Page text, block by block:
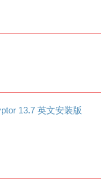
13.7 英文安装版